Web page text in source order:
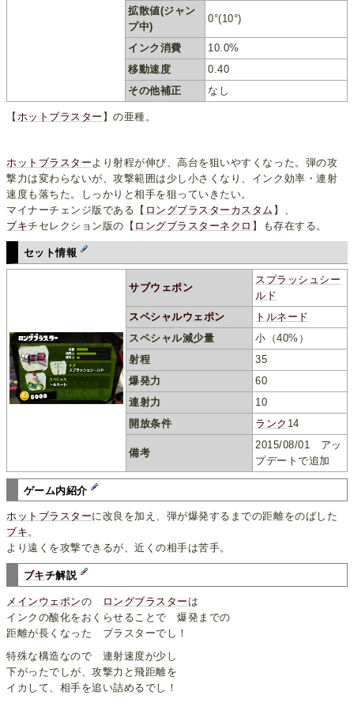
拡散値(ジャン
プ中)
0°(10°)
インク消費
10.0%
移動速度
0.40
その他補正
なし
【 ホットブラスター 】の亜種。
ホットブラスターより射程が伸び、高台を狙いやすくなった。弾の攻
撃力は変わらないが、攻撃範囲は少し小さくなり、インク効率・連射
速度も落ちた。しっかりと相手を狙っていきたい。
マイナーチェンジ版である【 ロングブラスターカスタム 】、
ブキチセレクション版の【 ロングブラスターネクロ 】も存在する。
セット情報
サブウェポン
スプラッシュシー
ルド
スペシャルウェポン
トルネード
スペシャル減少量
小（40%）
射程
35
爆発力
60
連射力
10
開放条件
ランク 14
備考
2015/08/01 アッ
プデートで追加
ゲーム内紹介
ホットブラスターに改良を加え、弾が爆発するまでの距離をのばした
ブキ。
より遠くを攻撃できるが、近くの相手は苦手。
ブキチ解説
メインウェポンの ロングブラスター は
インクの酸化をおくらせることで 爆発までの
距離が長くなった ブラスターでし！
特殊な構造なので 連射速度が少し
下がったでしが、攻撃力と飛距離を
イカして、相手を追い詰めるでし！